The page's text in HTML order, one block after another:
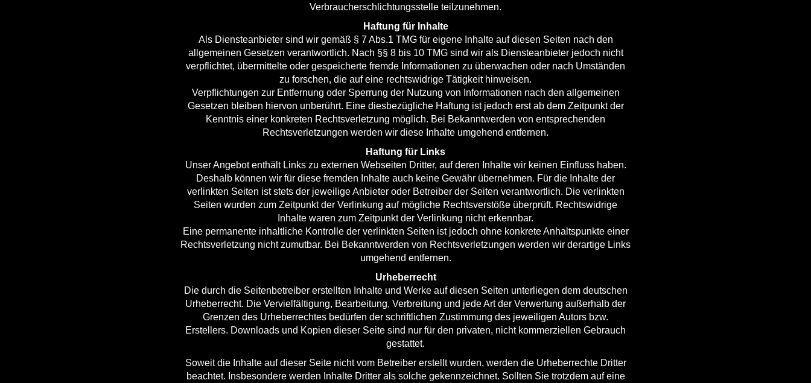
Verbraucherschlichtungsstelle teilzunehmen.
Haftung für Inhalte
Als Diensteanbieter sind wir gemäß § 7 Abs.1 TMG für eigene Inhalte auf diesen Seiten nach den
allgemeinen Gesetzen verantwortlich. Nach §§ 8 bis 10 TMG sind wir als Diensteanbieter jedoch nicht
verpflichtet, übermittelte oder gespeicherte fremde Informationen zu überwachen oder nach Umständen
zu forschen, die auf eine rechtswidrige Tätigkeit hinweisen.
Verpflichtungen zur Entfernung oder Sperrung der Nutzung von Informationen nach den allgemeinen
Gesetzen bleiben hiervon unberührt. Eine diesbezügliche Haftung ist jedoch erst ab dem Zeitpunkt der
Kenntnis einer konkreten Rechtsverletzung möglich. Bei Bekanntwerden von entsprechenden
Rechtsverletzungen werden wir diese Inhalte umgehend entfernen.
Haftung für Links
Unser Angebot enthält Links zu externen Webseiten Dritter, auf deren Inhalte wir keinen Einfluss haben.
Deshalb können wir für diese fremden Inhalte auch keine Gewähr übernehmen. Für die Inhalte der
verlinkten Seiten ist stets der jeweilige Anbieter oder Betreiber der Seiten verantwortlich. Die verlinkten
Seiten wurden zum Zeitpunkt der Verlinkung auf mögliche Rechtsverstöße überprüft. Rechtswidrige
Inhalte waren zum Zeitpunkt der Verlinkung nicht erkennbar.
Eine permanente inhaltliche Kontrolle der verlinkten Seiten ist jedoch ohne konkrete Anhaltspunkte einer
Rechtsverletzung nicht zumutbar. Bei Bekanntwerden von Rechtsverletzungen werden wir derartige Links
umgehend entfernen.
Urheberrecht
Die durch die Seitenbetreiber erstellten Inhalte und Werke auf diesen Seiten unterliegen dem deutschen
Urheberrecht. Die Vervielfältigung, Bearbeitung, Verbreitung und jede Art der Verwertung außerhalb der
Grenzen des Urheberrechtes bedürfen der schriftlichen Zustimmung des jeweiligen Autors bzw.
Erstellers. Downloads und Kopien dieser Seite sind nur für den privaten, nicht kommerziellen Gebrauch
gestattet.
Soweit die Inhalte auf dieser Seite nicht vom Betreiber erstellt wurden, werden die Urheberrechte Dritter
beachtet. Insbesondere werden Inhalte Dritter als solche gekennzeichnet. Sollten Sie trotzdem auf eine